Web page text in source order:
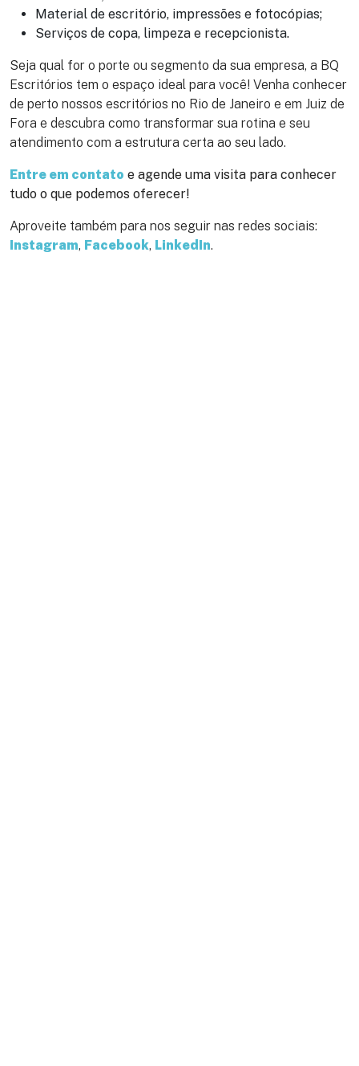
Material de escritório, impressões e fotocópias;
Serviços de copa, limpeza e recepcionista.
Seja qual for o porte ou segmento da sua empresa, a BQ
Escritórios tem o espaço ideal para você! Venha conhecer
de perto nossos escritórios no Rio de Janeiro e em Juiz de
Fora e descubra como transformar sua rotina e seu
atendimento com a estrutura certa ao seu lado.
Entre em contato e agende uma visita para conhecer
tudo o que podemos oferecer!
Aproveite também para nos seguir nas redes sociais:
Instagram, Facebook, LinkedIn.